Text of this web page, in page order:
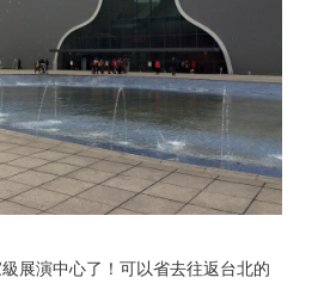
展演中心了！可以省去往返台北的